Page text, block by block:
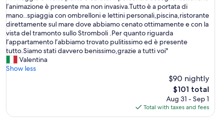
t
l
m
e
n
b
10,
Wonderful,
(2
reviews)
I
l
v
i
l
l
a
g
m
l’animazione è presente ma non invasiva.Tutto è a portata di
mano..spiaggia con ombrelloni e lettini personali,piscina,ristorante
direttamente sul mare dove abbiamo cenato ottimamente e con la
vista del tramonto sullo Stromboli .Per quanto riguarda
l’appartamento l’abbiamo trovato pulitissimo ed è presente
tutto.Siamo stati davvero benissimo,grazie a tutti voi"
Valentina
Show less
$90 nightly
The
price
is
$101
$101 total
Aug 31 - Sep 1
Total with taxes and fees